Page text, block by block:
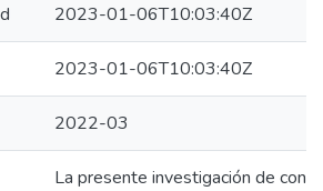
2023-01-06T10:03:40Z
2023-01-06T10:03:40Z
2022-03
La presente investigación de con